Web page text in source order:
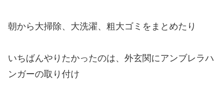
朝から大掃除、大洗濯、粗大ゴミをまとめたり
いちばんやりたかったのは、外玄関にアンブレラハ
ンガーの取り付け